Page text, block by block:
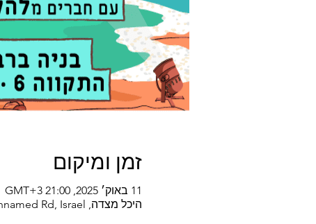
זמן ומיקום
11 באוק׳ 2025, 21:00 GMT‎+3‎
היכל מצדה, Unnamed Rd, Israel